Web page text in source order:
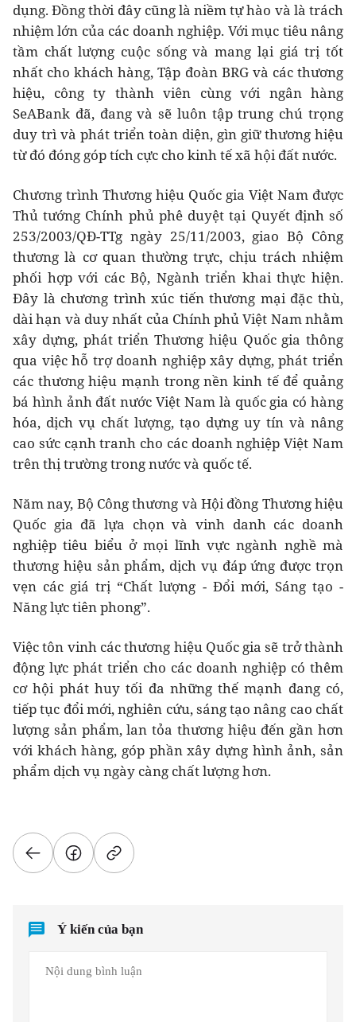
dụng. Đồng thời đây cũng là niềm tự hào và là trách
nhiệm lớn của các doanh nghiệp. Với mục tiêu nâng
tầm chất lượng cuộc sống và mang lại giá trị tốt
nhất cho khách hàng, Tập đoàn BRG và các thương
hiệu, công ty thành viên cùng với ngân hàng
SeABank đã, đang và sẽ luôn tập trung chú trọng
duy trì và phát triển toàn diện, gìn giữ thương hiệu
từ đó đóng góp tích cực cho kinh tế xã hội đất nước.
Chương trình Thương hiệu Quốc gia Việt Nam được
Thủ tướng Chính phủ phê duyệt tại Quyết định số
253/2003/QĐ-TTg ngày 25/11/2003, giao Bộ Công
thương là cơ quan thường trực, chịu trách nhiệm
phối hợp với các Bộ, Ngành triển khai thực hiện.
Đây là chương trình xúc tiến thương mại đặc thù,
dài hạn và duy nhất của Chính phủ Việt Nam nhằm
xây dựng, phát triển Thương hiệu Quốc gia thông
qua việc hỗ trợ doanh nghiệp xây dựng, phát triển
các thương hiệu mạnh trong nền kinh tế để quảng
bá hình ảnh đất nước Việt Nam là quốc gia có hàng
hóa, dịch vụ chất lượng, tạo dựng uy tín và nâng
cao sức cạnh tranh cho các doanh nghiệp Việt Nam
trên thị trường trong nước và quốc tế.
Năm nay, Bộ Công thương và Hội đồng Thương hiệu
Quốc gia đã lựa chọn và vinh danh các doanh
nghiệp tiêu biểu ở mọi lĩnh vực ngành nghề mà
thương hiệu sản phẩm, dịch vụ đáp ứng được trọn
vẹn các giá trị “Chất lượng - Đổi mới, Sáng tạo -
Năng lực tiên phong”.
Việc tôn vinh các thương hiệu Quốc gia sẽ trở thành
động lực phát triển cho các doanh nghiệp có thêm
cơ hội phát huy tối đa những thế mạnh đang có,
tiếp tục đổi mới, nghiên cứu, sáng tạo nâng cao chất
lượng sản phẩm, lan tỏa thương hiệu đến gần hơn
với khách hàng, góp phần xây dựng hình ảnh, sản
phẩm dịch vụ ngày càng chất lượng hơn.
Ý kiến của bạn